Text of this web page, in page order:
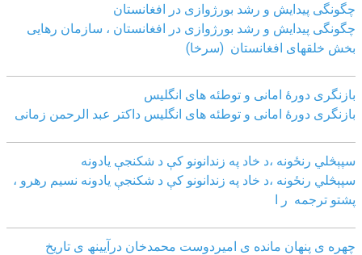
چگونگی پیدایش و رشد بورژوازی در افغانستان
چگونگی پیدایش و رشد بورژوازی در افغانستان ، سازمان رهایی
بخش خلقهای افغانستان (سرخا)
بازنگرى دورۀ امانى و توطئه هاى انگليس
بازنگرى دورۀ امانى و توطئه هاى انگليس داکتر عبد الرحمن زمانى
سپېڅلي رنځونه ،د خاد په زندانونو کې د شکنجې یادونه
سپېڅلي رنځونه ،د خاد په زندانونو کې د شکنجې یادونه نسیم رهرو ،
پشتو ترجمه ر ا
چھره ی پنھان مانده ی امیردوست محمدخان درآیینھ ی تاریخ